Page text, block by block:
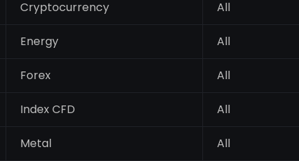
Cryptocurrency All
Energy All
Forex All
Index CFD All
Metal All